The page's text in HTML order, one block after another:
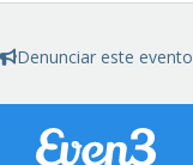
Denunciar este evento